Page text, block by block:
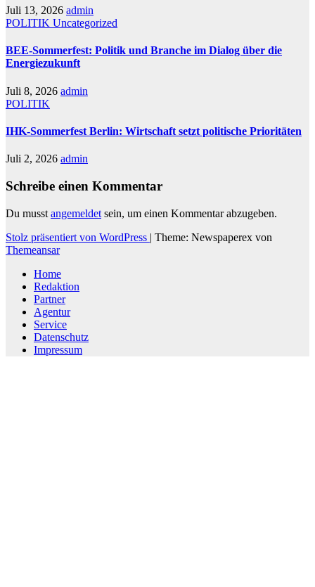
Juli 13, 2026 admin
POLITIK Uncategorized
BEE-Sommerfest: Politik und Branche im Dialog über die
Energiezukunft
Juli 8, 2026 admin
POLITIK
IHK-Sommerfest Berlin: Wirtschaft setzt politische Prioritäten
Juli 2, 2026 admin
Schreibe einen Kommentar
Du musst angemeldet sein, um einen Kommentar abzugeben.
Stolz präsentiert von WordPress | Theme: Newspaperex von
Themeansar
Home
Redaktion
Partner
Agentur
Service
Datenschutz
Impressum